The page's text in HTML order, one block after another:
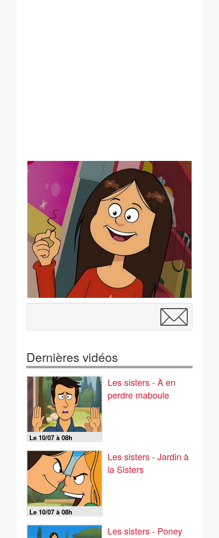
Dernières vidéos
Le 10/07 à 08h
Les sisters - À en
perdre maboule
Le 10/07 à 08h
Les sisters - Jardin à
la Sisters
Les sisters - Poney